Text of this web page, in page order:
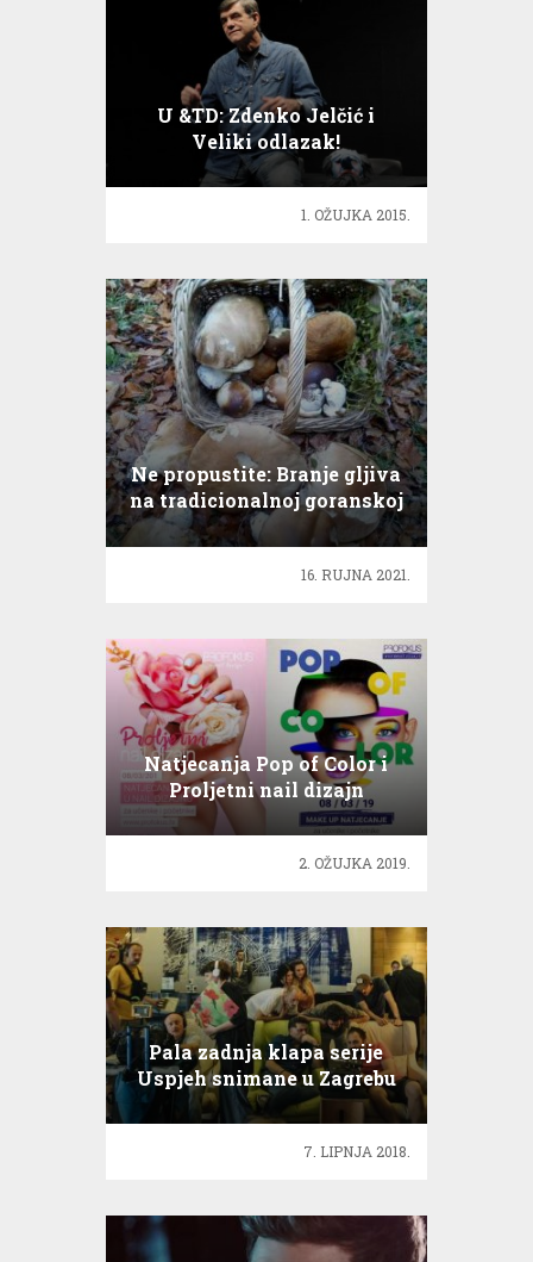
U &TD: Zdenko Jelčić i
Veliki odlazak!
1. OŽUJKA 2015.
Ne propustite: Branje gljiva
na tradicionalnoj goranskoj
Gljivarijadi
16. RUJNA 2021.
Natjecanja Pop of Color i
Proljetni nail dizajn
2. OŽUJKA 2019.
Pala zadnja klapa serije
Uspjeh snimane u Zagrebu
7. LIPNJA 2018.